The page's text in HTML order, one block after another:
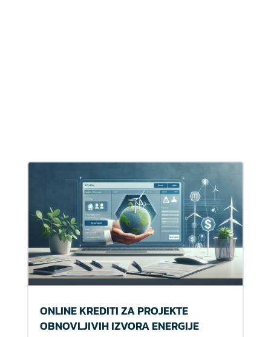
ONLINE KREDITI ZA PROJEKTE
OBNOVLJIVIH IZVORA ENERGIJE